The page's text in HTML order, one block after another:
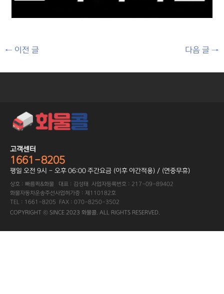
← 이전 글 다음 글 →
고객센터
1661-8205
평일 오전 9시 - 오후 06:00 주간요금 (이후 야간적용) / (연중무휴)
상호 : 빠름퀵&화물 대표 : 김성태 사업자등록번호 : 217-09-89402
화물자동차운송주선사업허가증 : 제110182호
TEL : 1661-8205 FAX : 070-8250-3502
COPYRIGHT ⓒ SINCE 2023 화물콜. ALL RIGHTS RESERVED.